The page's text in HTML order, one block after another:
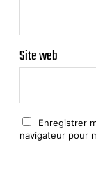
Site web
Enregistrer
navigateur pour